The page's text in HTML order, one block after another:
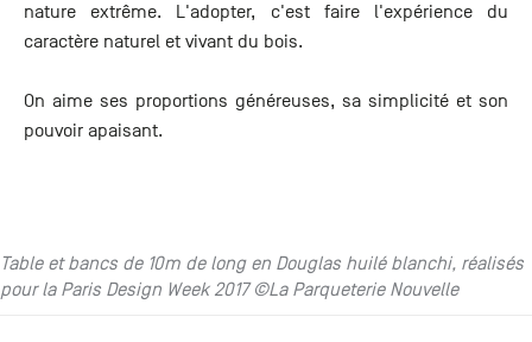
nature extrême. L'adopter, c'est faire l'expérience du
caractère naturel et vivant du bois.
On aime ses proportions généreuses, sa simplicité et son
pouvoir apaisant.
Table et bancs de 10m de long en Douglas huilé blanchi, réalisés
pour la Paris Design Week 2017 ©La Parqueterie Nouvelle